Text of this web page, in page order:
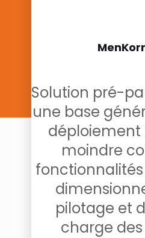
Solution pré-
une base
déploiement
moindre
pilotage et
charge